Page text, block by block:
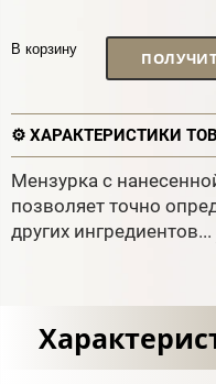
В корзину
⚙️ ХАРАКТЕРИСТИКИ
Мензурка с
позволяет точно
других ингредиентов...